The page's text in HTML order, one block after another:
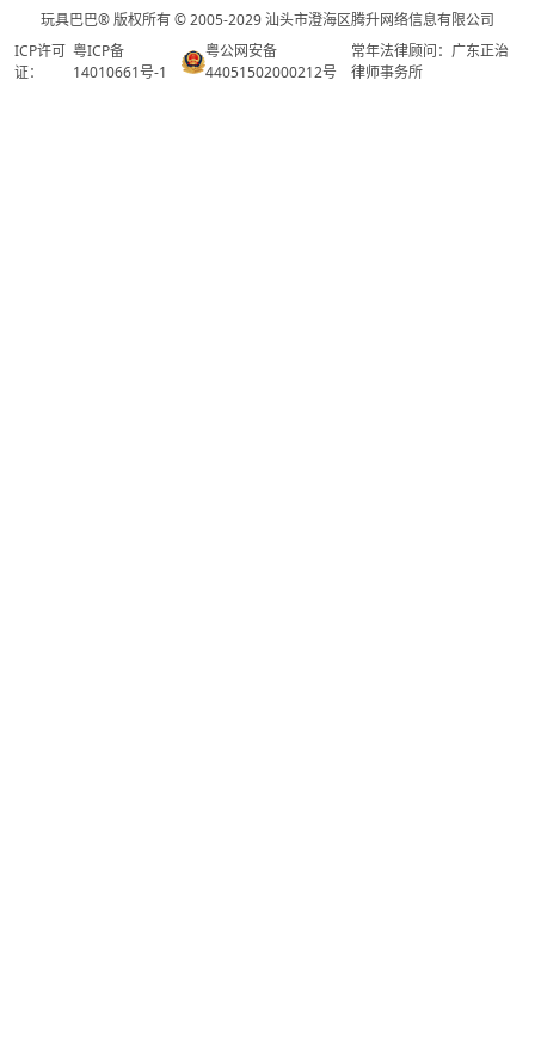
玩具巴巴® 版权所有 © 2005-2029 汕头市澄海区腾升网络信息有限公司
ICP许可
证：
粤ICP备
14010661号-1
粤公网安备
44051502000212号
常年法律顾问：广东正治
律师事务所